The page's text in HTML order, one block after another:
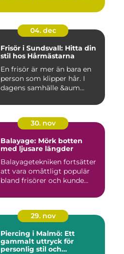
04. dec
Frisör i Sundsvall: Hitta din
stil hos Hårmästarna
En frisör är mer än bara en
person som klipper hår. I
dagens samhälle &aum...
30. nov
Balayage: Mörk botten
med ljusare längder
Balayagetekniken fortsätter
att vara omåttligt populär
bland frisörer och kunde...
29. nov
Piercing i Malmö: Ett
gammalt uttryck för
personlig stil och